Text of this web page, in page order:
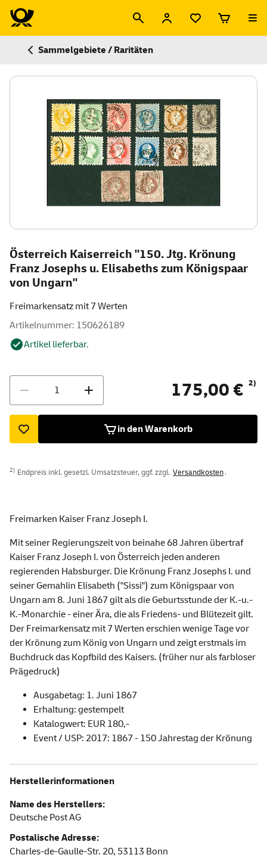
Sammelgebiete / Raritäten
Österreich Kaiserreich "150. Jtg. Krönung
Franz Josephs u. Elisabeths zum Königspaar
von Ungarn"
Freimarkensatz mit 7 Werten
Artikelnummer: 150626189
Artikel lieferbar.
175,00 € 2)
in den Warenkorb
2) Endpreis inkl. gesetzl. Umsatzsteuer, ggf. zzgl. Versandkosten.
Freimarken Kaiser Franz Joseph I.
Mit seiner Regierungszeit von beinahe 68 Jahren übertraf
Kaiser Franz Joseph I. von Österreich jeden anderen
regierenden Habsburger. Die Krönung Franz Josephs I. und
seiner Gemahlin Elisabeth ("Sissi") zum Königspaar von
Ungarn am 8. Juni 1867 gilt als die Geburtsstunde der K.-u.-
K.-Monarchie - einer Ära, die als Friedens- und Blütezeit gilt.
Der Freimarkensatz mit 7 Werten erschien wenige Tage vor
der Krönung zum König von Ungarn und zeigt erstmals im
Buchdruck das Kopfbild des Kaisers. (früher nur als farbloser
Prägedruck)
Ausgabetag: 1. Juni 1867
Erhaltung: gestempelt
Katalogwert: EUR 180,-
Event / USP: 2017: 1867 - 150 Jahrestag der Krönung
Herstellerinformationen
Name des Herstellers:
Deutsche Post AG
Postalische Adresse:
Charles-de-Gaulle-Str. 20, 53113 Bonn